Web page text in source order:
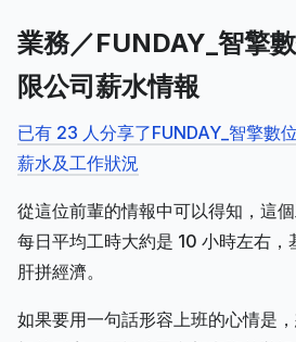
業務／FUNDAY_智擎
限公司薪水情報
已有 23 人分享了FUNDAY_智擎數
薪水及工作狀況
從這位前輩的情報中可以得知，這
每日平均工時大約是 10 小時左右
肝拼經濟。
如果要用一句話形容上班的心情是